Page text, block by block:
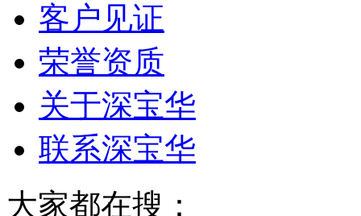
客户见证
荣誉资质
关于深宝华
联系深宝华
大家都在搜：